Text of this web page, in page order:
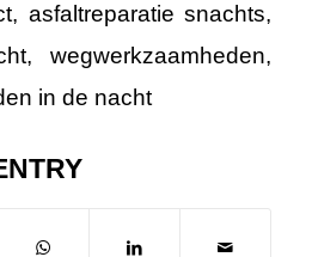
, asfaltreparatie snachts,
,wegwerkzaamheden,
in de nacht